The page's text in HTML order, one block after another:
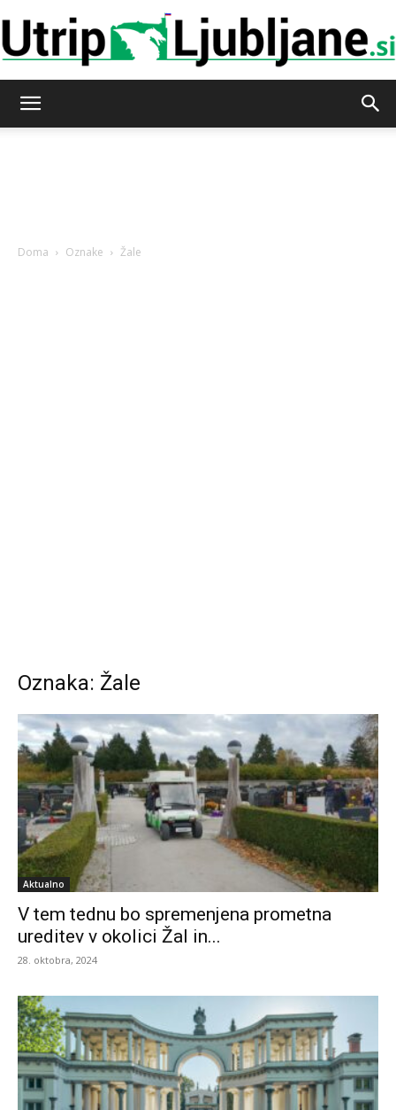
Doma Oznake Žale
Oznaka: Žale
Aktualno
V tem tednu bo spremenjena prometna
ureditev v okolici Žal in...
28. oktobra, 2024